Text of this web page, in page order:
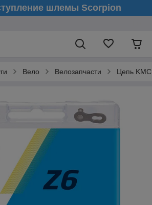
шлемы Scorpion
Вело Велозапчасти Цепь